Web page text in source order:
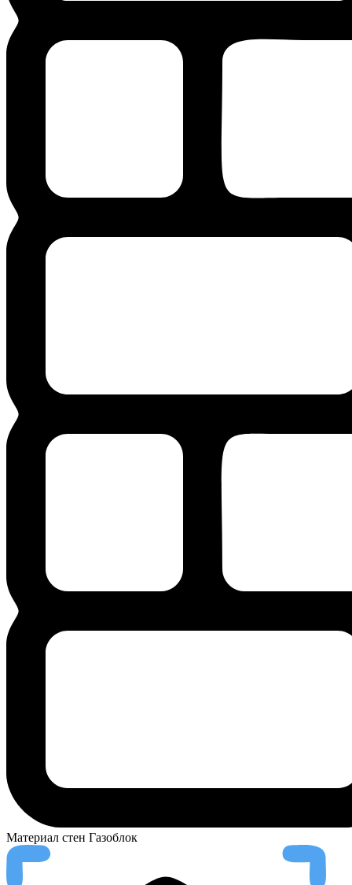
Материал стен Газоблок